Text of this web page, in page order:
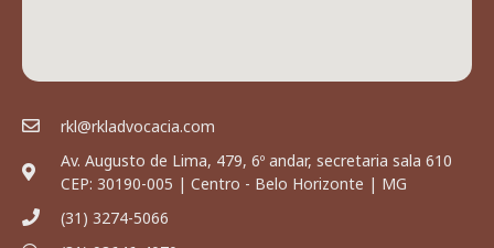
rkl@rkladvocacia.com
Av. Augusto de Lima, 479, 6º andar, secretaria sala 610
CEP: 30190-005 | Centro - Belo Horizonte | MG
(31) 3274-5066